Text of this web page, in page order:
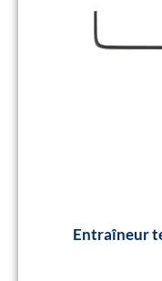
Entraîneur